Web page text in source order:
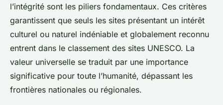
l’intégrité sont les piliers fondamentaux. Ces critères
garantissent que seuls les sites présentant un intérêt
culturel ou naturel indéniable et globalement reconnu
entrent dans le classement des sites UNESCO. La
valeur universelle se traduit par une importance
significative pour toute l’humanité, dépassant les
frontières nationales ou régionales.